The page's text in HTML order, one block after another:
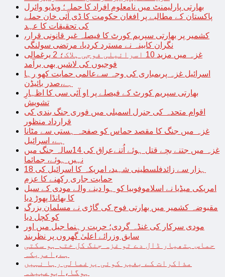
بھارتی پارلیمنٹ میں نامعلوم افراد کا حملہ؛ ویڈیو وائرل
پاکستان کے مطالبے پر افغان حکومت کا ڈی آئی خان حملے
کی تحقیقات کا عہد
کشمیر پر بھارتی سپریم کورٹ کا فیصلہ غیر قانونی قرار،
نگران کابینہ نے مسترد کردیا، مرتضی سولنگی
غزہ میں مزید 10 اسرائیلی فوجی ہلاک؛ 2 یرغمالی
فوجیوں کی لاشیں بھی برآمد
اسرائیل غزہ پربمباری کی وجہ سےعالمی حمایت کھو رہا
ہے،صدر بائیڈن
بھارتی سپریم کورٹ کے فیصلے پر او آئی سی کا اظہارِ
تشویش
اقوام متحدہ کی جنرل اسمبلی میں فوری جنگ بندی کی
قرارداد منظور
غزہ میں جنگ کا مقصد حماس کو صفحہ ہستی سے مٹانا
ہے، اسرائیل
غزہ میں جتنے بچے قتل ہوئے اُتنےعراق کی 14سالہ جنگ میں
نہیں ہوئے، جمائما
18 ہزار سے زائدفلسطینی شہید، امریکہ کا اسرائیل کی
حمایت جاری رکھنے کا عزم
امریکی میڈیا نے اسلاموفوبیا کو ہوا دینے والے مودی کے سیل
کا بھانڈا پھوڑ دیا
مقبوضہ کشمیر میں بھارتی فوج کی گاڑی نے مسلمان بزرگ
کو کچل دیا
مودی سرکار کی غنڈہ گردی؛ حریت رہنما جیل میں اور
سابق وزرائے اعلیٰ گھروں پر نظربند
حماس ہتھیار ڈال دے تو غزہ جنگ کل ختم ہو سکتی
ہے،امریکہ
مذاکرات کے بغیر کوئی یرغمالی رہا نہیں
ہوگا،ابوعبیدہ